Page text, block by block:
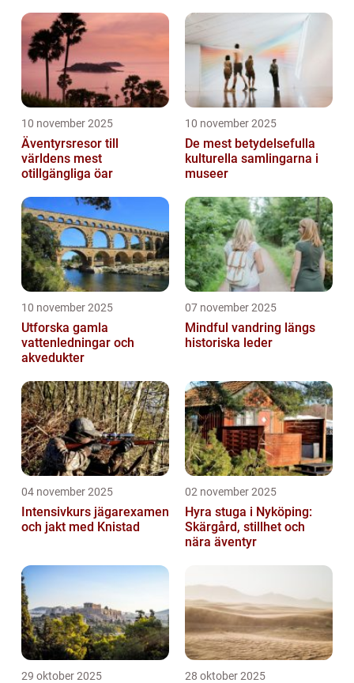
10 november 2025
Äventyrsresor till
världens mest
otillgängliga öar
10 november 2025
De mest betydelsefulla
kulturella samlingarna i
museer
10 november 2025
Utforska gamla
vattenledningar och
akvedukter
07 november 2025
Mindful vandring längs
historiska leder
04 november 2025
Intensivkurs jägarexamen
och jakt med Knistad
02 november 2025
Hyra stuga i Nyköping:
Skärgård, stillhet och
nära äventyr
29 oktober 2025 28 oktober 2025